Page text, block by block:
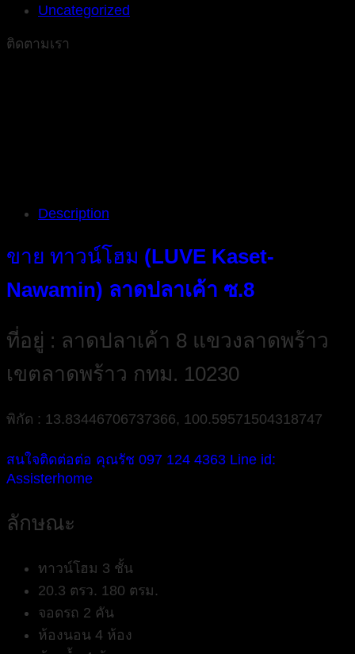
Uncategorized
ติดตามเรา
Description
ขาย ทาวน์โฮม (LUVE Kaset-
Nawamin) ลาดปลาเค้า ซ.8
ที่อยู่ : ลาดปลาเค้า 8 แขวงลาดพร้าว
เขตลาดพร้าว กทม. 10230
พิกัด : 13.83446706737366, 100.59571504318747
สนใจติดต่อต่อ คุณรัช 097 124 4363 Line id:
Assisterhome
ลักษณะ
ทาวน์โฮม 3 ชั้น
20.3 ตรว. 180 ตรม.
จอดรถ 2 คัน
ห้องนอน 4 ห้อง